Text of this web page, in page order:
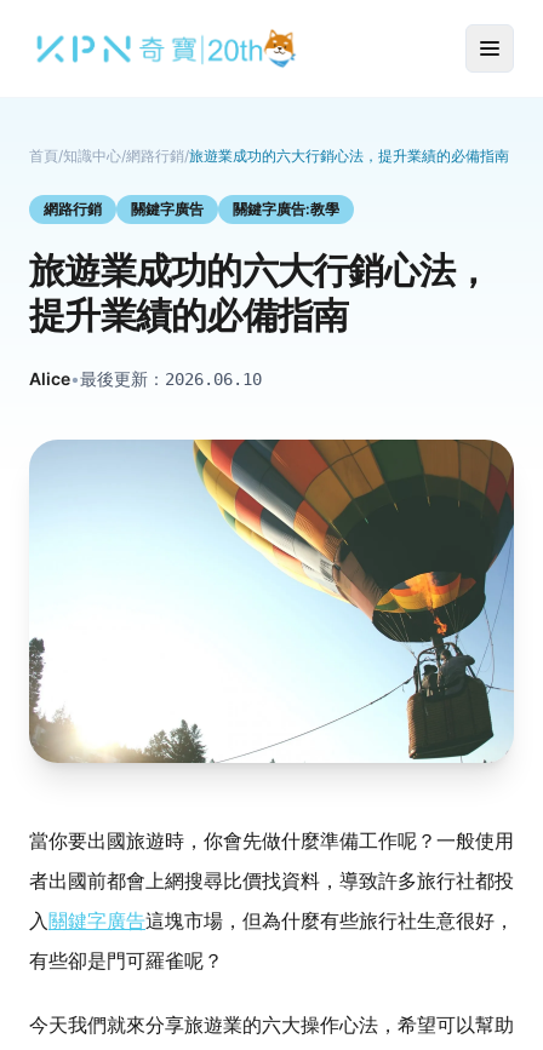
首頁/知識中心/網路行銷/旅遊業成功的六大行銷心法，提升業績的必備指南
網路行銷 關鍵字廣告 關鍵字廣告:教學
旅遊業成功的六大行銷心法，
提升業績的必備指南
Alice•最後更新： 2026.06.10
當你要出國旅遊時，你會先做什麼準備工作呢？一般使用
者出國前都會上網搜尋比價找資料，導致許多旅行社都投
入 關鍵字廣告這塊市場，但為什麼有些旅行社生意很好，
有些卻是門可羅雀呢？
今天我們就來分享旅遊業的六大操作心法，希望可以幫助